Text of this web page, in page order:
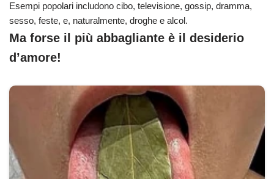
Esempi popolari includono cibo, televisione, gossip, dramma,
sesso, feste, e, naturalmente, droghe e alcol.
Ma forse il più abbagliante è il desiderio
d’amore!